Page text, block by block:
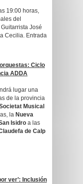
19:00 horas,
del
José
Cecilia. Entrada
Ciclo
ADDA
lugar una
de la provincia
Musical
la Nueva
Isidro a las
de Calp
ver’: Inclusión